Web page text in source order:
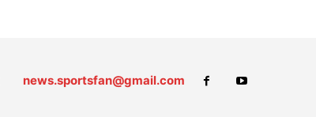
news.sportsfan@gmail.com